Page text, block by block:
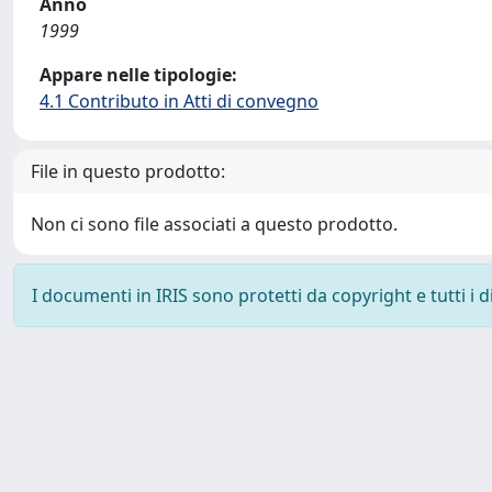
1999
Appare nelle tipologie:
4.1 Contributo in Atti di convegno
File in questo prodotto:
Non ci sono file associati a questo prodotto.
I documenti in IRIS sono protetti da copyright e tutti i